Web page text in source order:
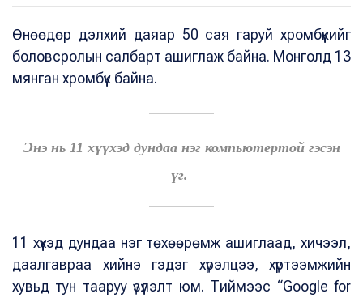
Өнөөдөр дэлхий даяар 50 сая гаруй хромбүүкийг
боловсролын салбарт ашиглаж байна. Монголд 13
мянган хромбүүк байна.
Энэ нь 11 хүүхэд дундаа нэг компьютертой гэсэн
үг.
11 хүүхэд дундаа нэг төхөөрөмж ашиглаад, хичээл,
даалгавраа хийнэ гэдэг хүрэлцээ, хүртээмжийн
хувьд тун тааруу үзүүлэлт юм. Тиймээс “Google for